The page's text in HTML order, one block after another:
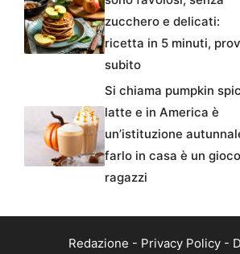
zucchero e delicati:
ricetta in 5 minuti,
subito
Si chiama pumpkin
latte e in America è
un’istituzione
farlo in casa è un
ragazzi
Redazione - Privacy Policy-